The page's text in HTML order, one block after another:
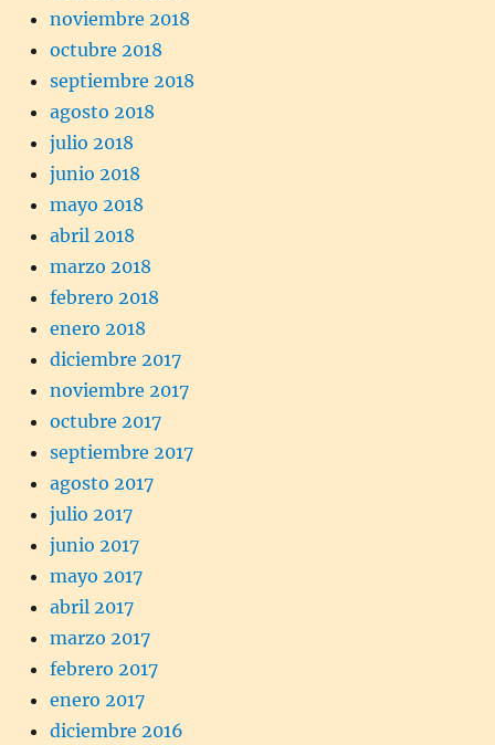
noviembre 2018
octubre 2018
septiembre 2018
agosto 2018
julio 2018
junio 2018
mayo 2018
abril 2018
marzo 2018
febrero 2018
enero 2018
diciembre 2017
noviembre 2017
octubre 2017
septiembre 2017
agosto 2017
julio 2017
junio 2017
mayo 2017
abril 2017
marzo 2017
febrero 2017
enero 2017
diciembre 2016